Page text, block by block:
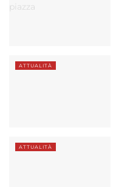
ATTUALITÀ
ATTUALITÀ